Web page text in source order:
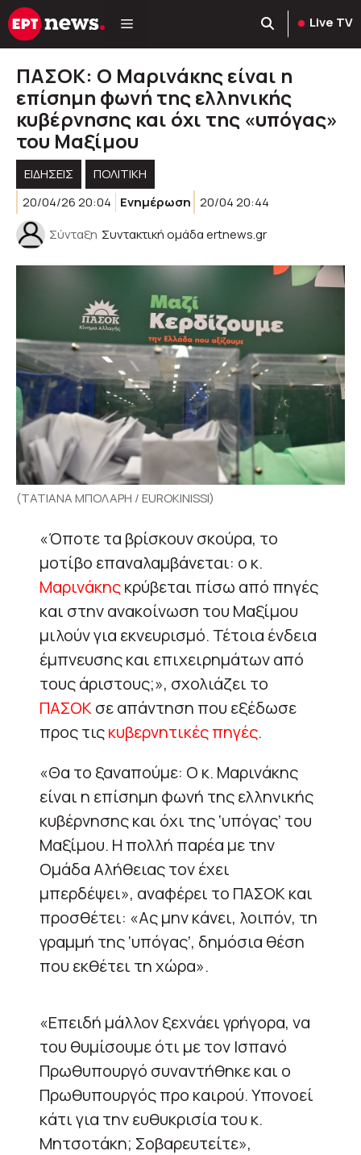
Μετάβαση
σε
Live TV
ΠΑΣΟΚ: Ο Μαρινάκης είναι η
επίσημη φωνή της ελληνικής
κυβέρνησης και όχι της «υπόγας»
του Μαξίμου
ΕΙΔΗΣΕΙΣ
ΠΟΛΙΤΙΚΉ
20/04/26 20:04
Ενημέρωση 20/04 20:44
Σύνταξη Συντακτική ομάδα ertnews.gr
(ΤΑΤΙΑΝΑ ΜΠΟΛΑΡΗ / EUROKINISSI)
«Όποτε τα βρίσκουν σκούρα, το
μοτίβο επαναλαμβάνεται: ο κ.
Μαρινάκηςκρύβεται πίσω από πηγές
και στην ανακοίνωση του Μαξίμου
μιλούν για εκνευρισμό. Τέτοια ένδεια
έμπνευσης και επιχειρημάτων από
τους άριστους;», σχολιάζει το
ΠΑΣΟΚσε απάντηση που εξέδωσε
προς τιςκυβερνητικές πηγές.
«Θα το ξαναπούμε: Ο κ. Μαρινάκης
είναι η επίσημη φωνή της ελληνικής
κυβέρνησης και όχι της ‘υπόγας’ του
Μαξίμου. Η πολλή παρέα με την
Ομάδα Αλήθειας τον έχει
μπερδέψει», αναφέρει το ΠΑΣΟΚ και
προσθέτει: «Ας μην κάνει, λοιπόν, τη
γραμμή της ‘υπόγας’, δημόσια θέση
που εκθέτει τη χώρα».
«Επειδή μάλλον ξεχνάει γρήγορα, να
του θυμίσουμε ότι με τον Ισπανό
Πρωθυπουργό συναντήθηκε και ο
Πρωθυπουργός προ καιρού. Υπονοεί
κάτι για την ευθυκρισία του κ.
Μητσοτάκη; Σοβαρευτείτε»,